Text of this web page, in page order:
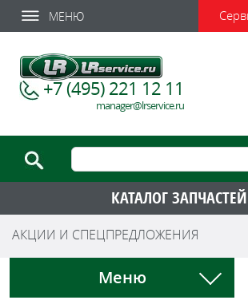
МЕНЮ
+7 (495) 221 12 11
manager@lrservice.ru
КАТАЛОГ ЗАПЧАСТЕЙ
АКЦИИ И СПЕЦПРЕДЛОЖЕНИЯ
Меню